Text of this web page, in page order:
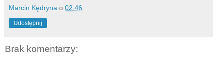
Marcin Kędryna o 02:46
Udostępnij
Brak komentarzy: